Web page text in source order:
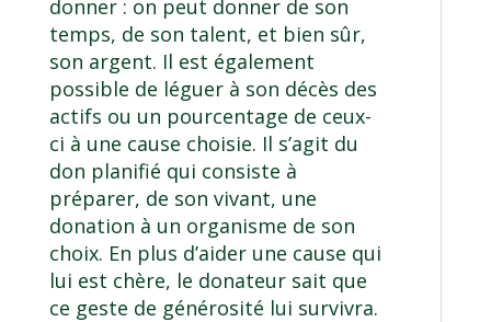
donner : on peut donner de son
temps, de son talent, et bien sûr,
son argent. Il est également
possible de léguer à son décès des
actifs ou un pourcentage de ceux-
ci à une cause choisie. Il s’agit du
don planifié qui consiste à
préparer, de son vivant, une
donation à un organisme de son
choix. En plus d’aider une cause qui
lui est chère, le donateur sait que
ce geste de générosité lui survivra.